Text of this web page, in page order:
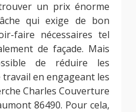
un prix énorme
qui exige de bon
faire nécessaires tel
de façade. Mais
de réduire les
travail en engageant les
Charles Couverture
86490. Pour cela,